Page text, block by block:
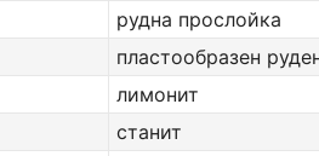
рудна прослойка
пластообразен
лимонит
станит